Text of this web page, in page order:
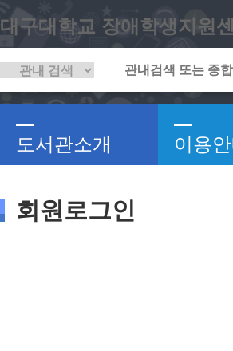
대구대학교 장애학생지원
도서관소개 이용안
회원로그인